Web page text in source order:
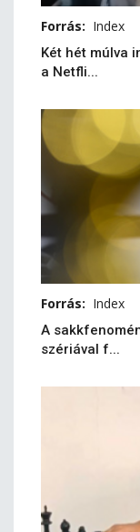
Forrás: Index
Két hét múlva
a Netfli...
Forrás: Index
A
szériával f...